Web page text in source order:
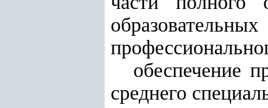
обеспечение
среднего